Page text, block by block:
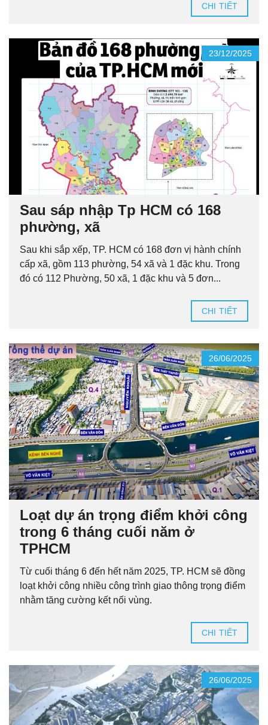
CHI TIẾT
23/12/2025
Sau sáp nhập Tp HCM có 168
phường, xã
Sau khi sắp xếp, TP. HCM có 168 đơn vị hành chính
cấp xã, gồm 113 phường, 54 xã và 1 đặc khu. Trong
đó có 112 Phường, 50 xã, 1 đặc khu và 5 đơn...
CHI TIẾT
26/06/2025
Loạt dự án trọng điểm khởi công
trong 6 tháng cuối năm ở
TPHCM
Từ cuối tháng 6 đến hết năm 2025, TP. HCM sẽ đồng
loạt khởi công nhiều công trình giao thông trọng điểm
nhằm tăng cường kết nối vùng.
CHI TIẾT
26/06/2025